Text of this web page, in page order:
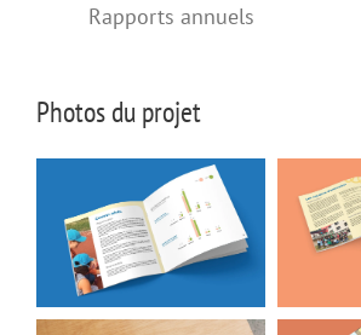
Rapports annuels
Photos du projet